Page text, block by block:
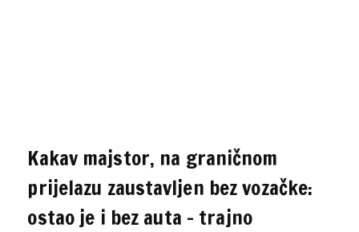
Kakav majstor, na graničnom
prijelazu zaustavljen bez vozačke:
ostao je i bez auta – trajno